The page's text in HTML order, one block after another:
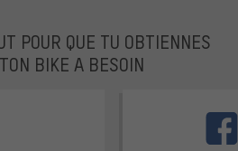
POUR QUE TU OBTIENNES
BIKE A BESOIN